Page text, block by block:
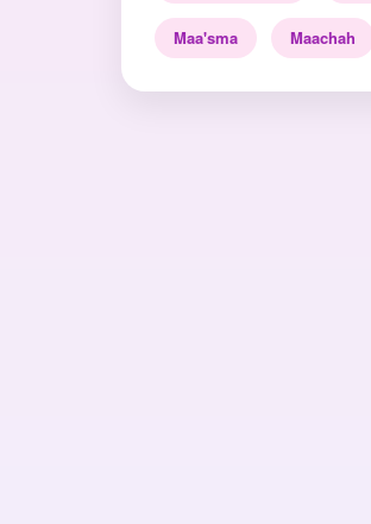
Maa'sma Maachah